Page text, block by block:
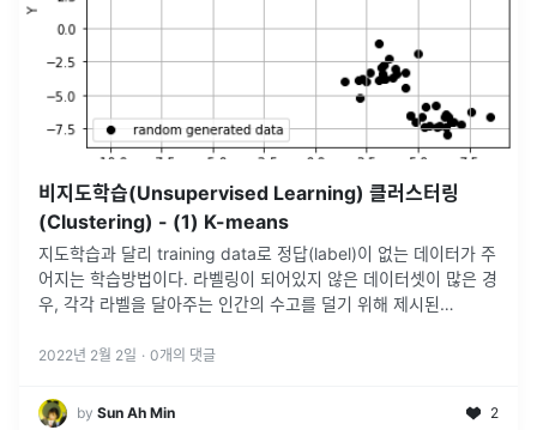
비지도학습(Unsupervised Learning) 클러스터링
(Clustering) - (1) K-means
지도학습과 달리 training data로 정답(label)이 없는 데이터가 주
어지는 학습방법이다. 라벨링이 되어있지 않은 데이터셋이 많은 경
우, 각각 라벨을 달아주는 인간의 수고를 덜기 위해 제시된
2022년 2월 2일 · 0개의 댓글
by Sun Ah Min 2